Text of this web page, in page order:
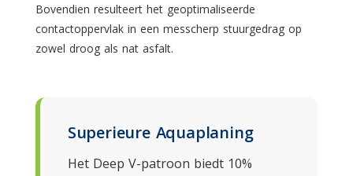
Bovendien resulteert het geoptimaliseerde
contactoppervlak in een messcherp stuurgedrag op
zowel droog als nat asfalt.
Superieure Aquaplaning
Het Deep V-patroon biedt 10%